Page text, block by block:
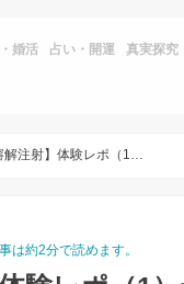
婚活 占い・開運 真実探究
は約2分で読めます。